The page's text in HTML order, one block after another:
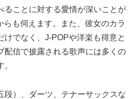
ることに対する愛情が深いことが
らも伺えます。また、彼女のカラ
けでなく、J-POPや洋楽も得意と
配信で披露される歌声には多くの
段）、ダーツ、テナーサックスな